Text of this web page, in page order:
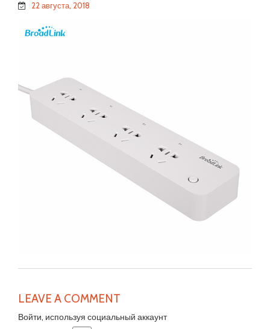
22 августа, 2018
LEAVE A COMMENT
Войти, используя социальный аккаунт